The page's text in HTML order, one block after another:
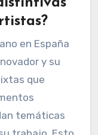
La
de su
arte urbano